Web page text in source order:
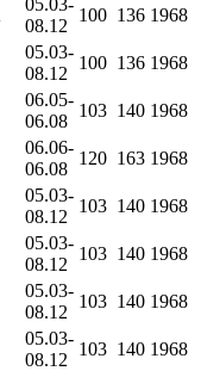
08.12
100 136 1968
05.03-
08.12
100 136 1968
06.05-
06.08
103 140 1968
06.06-
06.08
120 163 1968
05.03-
08.12
103 140 1968
05.03-
08.12
103 140 1968
05.03-
08.12
103 140 1968
05.03-
08.12
103 140 1968